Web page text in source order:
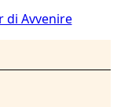
di Avvenire